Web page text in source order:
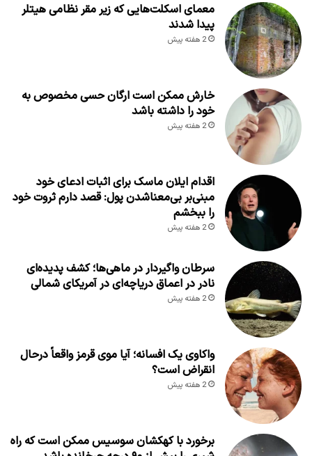
معمای اسکلت‌هایی که زیر مقر نظامی هیتلر
پیدا شدند
2 هفته پیش
خارش ممکن است ارگان حسی مخصوص به
خود را داشته باشد
2 هفته پیش
اقدام ایلان ماسک برای اثبات ادعای خود
مبنی‌بر بی‌معناشدن پول: قصد دارم ثروت خود
را ببخشم
2 هفته پیش
سرطان واگیردار در ماهی‌ها؛ کشف پدیده‌ای
نادر در اعماق دریاچه‌ای در آمریکای شمالی
2 هفته پیش
واکاوی یک افسانه؛ آیا موی قرمز واقعاً درحال
انقراض است؟
2 هفته پیش
برخورد با کهکشان سوسیس ممکن است که راه